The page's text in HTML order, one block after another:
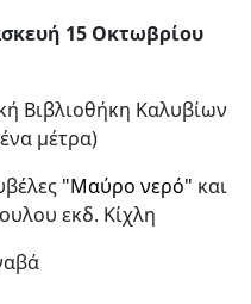
15 Οκτωβρίου
Βιβλιοθήκη Καλυβίων
μέτρα)
"Μαύρο νερό" και
εκδ. Κίχλη